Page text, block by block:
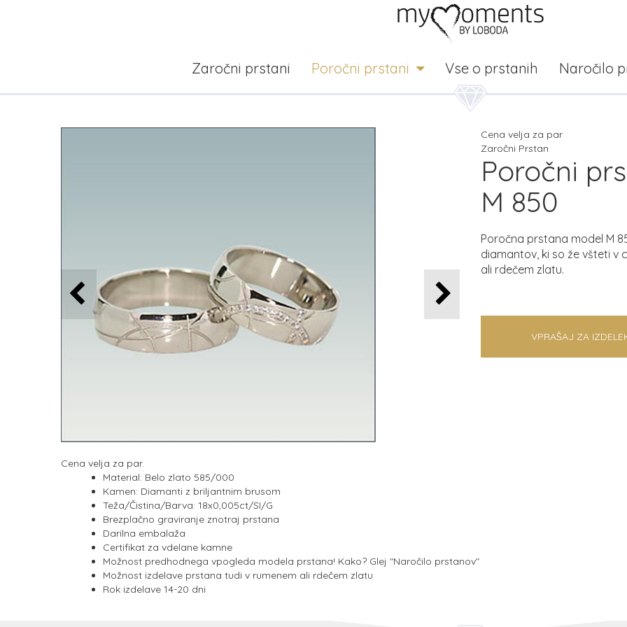
Zaročni prstani Poročni prstani Vse o prstanih Naročilo
Cena velja za par
Zaročni Prstan
Poročni
M 850
Poročna prstana model M
diamantov, ki so že všteti v
ali rdečem zlatu.
VPRAŠAJ ZA
Cena velja za par.
Material: Belo zlato 585/000
Kamen: Diamanti z briljantnim brusom
Teža/Čistina/Barva: 18x0,005ct/SI/G
Brezplačno graviranje znotraj prstana
Darilna embalaža
Certifikat za vdelane kamne
Možnost predhodnega vpogleda modela prstana! Kako? Glej "Naročilo prstanov"
Možnost izdelave prstana tudi v rumenem ali rdečem zlatu
Rok izdelave 14-20 dni